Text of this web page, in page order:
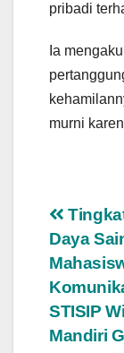
pribadi
Ia
murni
pos
Daya
STISIP
Mandiri